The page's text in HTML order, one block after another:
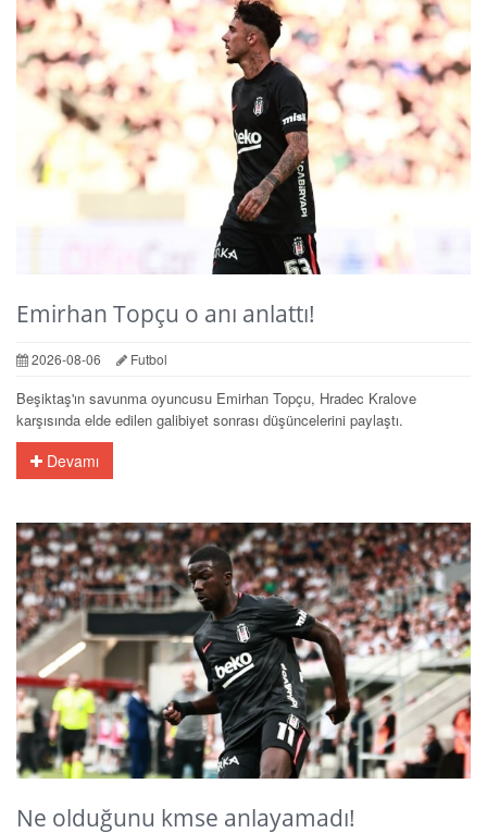
Emirhan Topçu o anı anlattı!
2026-08-06 Futbol
Beşiktaş'ın savunma oyuncusu Emirhan Topçu, Hradec Kralove
karşısında elde edilen galibiyet sonrası düşüncelerini paylaştı.
Devamı
Ne olduğunu kmse anlayamadı!